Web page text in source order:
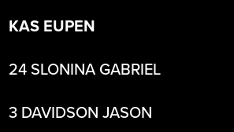
KAS EUPEN
24 SLONINA GABRIEL
3 DAVIDSON JASON